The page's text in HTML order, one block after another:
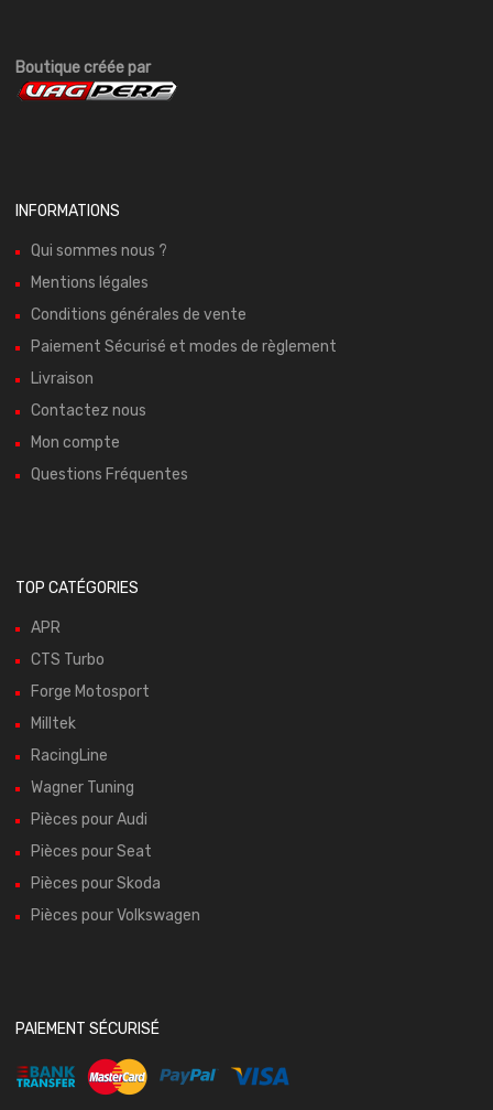
Boutique créée par
INFORMATIONS
Qui sommes nous ?
Mentions légales
Conditions générales de vente
Paiement Sécurisé et modes de règlement
Livraison
Contactez nous
Mon compte
Questions Fréquentes
TOP CATÉGORIES
APR
CTS Turbo
Forge Motosport
Milltek
RacingLine
Wagner Tuning
Pièces pour Audi
Pièces pour Seat
Pièces pour Skoda
Pièces pour Volkswagen
PAIEMENT SÉCURISÉ